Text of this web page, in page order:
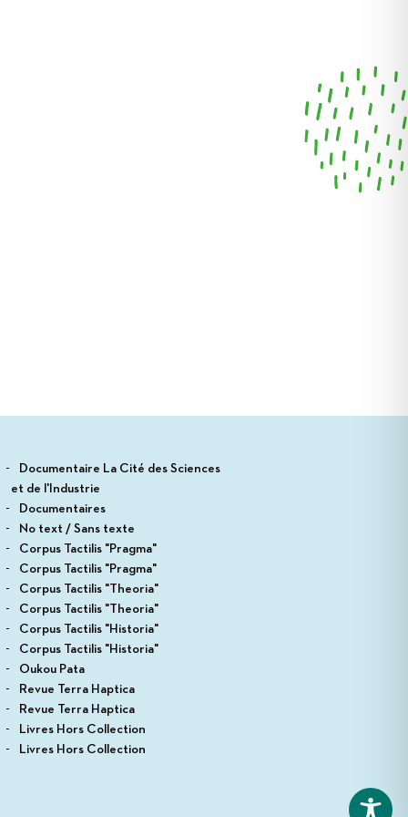
Documentaire La Cité des Sciences
et de l'Industrie
Documentaires
No text / Sans texte
Corpus Tactilis "Pragma"
Corpus Tactilis "Pragma"
Corpus Tactilis "Theoria"
Corpus Tactilis "Theoria"
Corpus Tactilis "Historia"
Corpus Tactilis "Historia"
Oukou Pata
Revue Terra Haptica
Revue Terra Haptica
Livres Hors Collection
Livres Hors Collection